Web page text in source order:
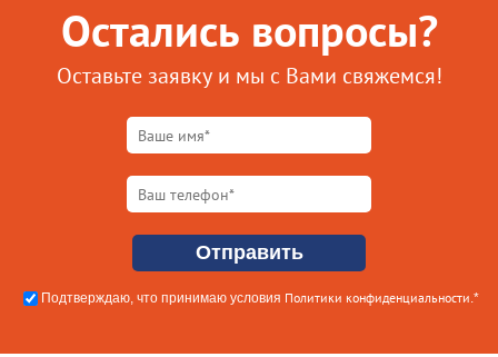
Остались вопросы?
Оставьте заявку и мы с Вами свяжемся!
Подтверждаю, что принимаю условия Политики конфиденциальности .*